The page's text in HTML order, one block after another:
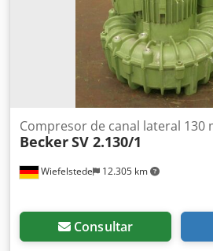
Wiefelstede 12.305 km
Compresor de canal lateral 130
BeckerSV 2.130/1
Consultar